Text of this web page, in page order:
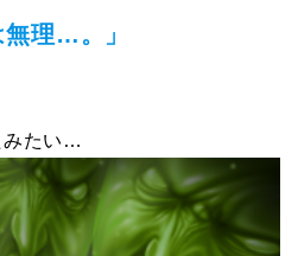
無理…。」
みたい…